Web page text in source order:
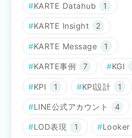
KARTE Datahub 1
KARTE Insight 2
KARTE Message 1
KARTE事例 7 KGI
KPI 1 KPI設計 1
LINE公式アカウント 4
LOD表現 1 Looker